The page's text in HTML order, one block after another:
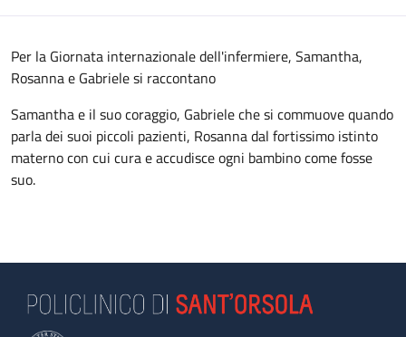
Per la Giornata internazionale dell'infermiere, Samantha,
Rosanna e Gabriele si raccontano
Samantha e il suo coraggio, Gabriele che si commuove quando
parla dei suoi piccoli pazienti, Rosanna dal fortissimo istinto
materno con cui cura e accudisce ogni bambino come fosse
suo.